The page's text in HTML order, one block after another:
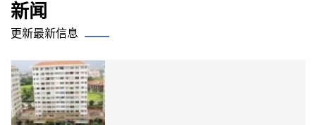
新闻
更新最新信息